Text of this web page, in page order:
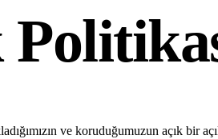
ve koruduğumuzun açık bir